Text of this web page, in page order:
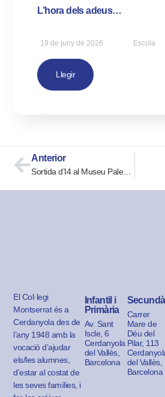
L’hora dels adeus…
19 de juny de 2026 Escola
Llegir
Anterior
Sortida d’I4 al Museu Paleontològic
El Col·legi
Montserrat és a
Cerdanyola des de
l’any 1948 amb la
vocació d’ajudar
els/les alumnes,
d’estar al costat de
les seves famílies, i
Infantil i
Primària
Av. Sant
Iscle, 6
Cerdanyola
del Vallès,
Barcelona
Carrer
Mare de
Déu del
Pilar, 113
del Vallès,
Barcelona